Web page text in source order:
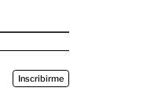
Inscribirme